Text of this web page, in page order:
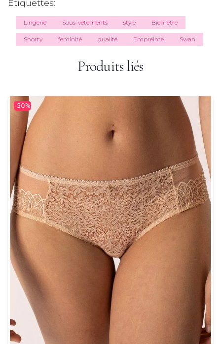
Étiquettes:
Lingerie Sous-vêtements style Bien-être
Shorty féminité qualité Empreinte Swan
Produits liés
-50%